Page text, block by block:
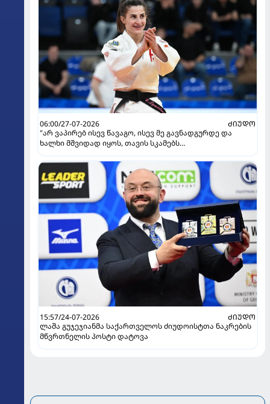
06:00/27-07-2026
ᲫᲘᲣᲓᲝ
"არ ვაპირებ ისევ წავაგო, ისევ მე გავნადგურდე და
ხალხი მშვიდად იყოს, თავის სკამებს
15:57/24-07-2026
ᲫᲘᲣᲓᲝ
ლაშა გუჯეჯიანმა საქართველოს ძიუდოისტთა ნაკრების
მწვრთნელის პოსტი დატოვა